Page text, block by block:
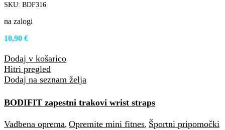
SKU: BDF316
na zalogi
10,90 €
Dodaj v košarico
Hitri pregled
Dodaj na seznam želja
BODIFIT zapestni trakovi wrist straps
Vadbena oprema, Opremite mini fitnes, Športni pripomočki